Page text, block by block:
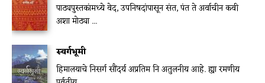
पाठ्यपुस्तकांमध्ये वेद, उपनिषदांपासून संत, पंत ते अर्वाचीन कवी
अशा मोठ्या ...
स्वर्गभूमी
हिमालयाचे निसर्ग सौंदर्य अप्रतिम नि अतुलनीय आहे. ह्या रमणीय